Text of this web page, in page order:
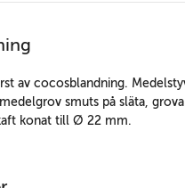
av cocosblandning.
smuts på släta,
konat till Ø 22 mm.